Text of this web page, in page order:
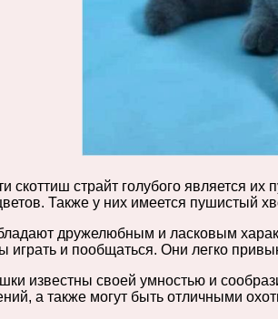
скоттиш страйт голубого является
Также у них имеется пушистый
дружелюбным и ласковым
играть и пообщаться. Они легко
известны своей умностью и
а также могут быть отличными